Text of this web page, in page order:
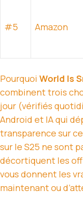
#5 Amazon
Pourquoi World Is
combinent trois
jour (vérifiés
Android et IA qui
transparence sur
sur le S25 ne sont
décortiquent les
vous donnent les
maintenant ou